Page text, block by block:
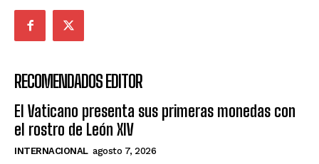
RECOMENDADOS EDITOR
El Vaticano presenta sus primeras monedas con
el rostro de León XIV
INTERNACIONAL agosto 7, 2026